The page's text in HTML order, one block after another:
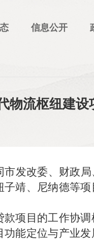
信息公开
物流枢纽建设
发改委、财政
靖、尼纳德等
项目的工作协
能定位与产业